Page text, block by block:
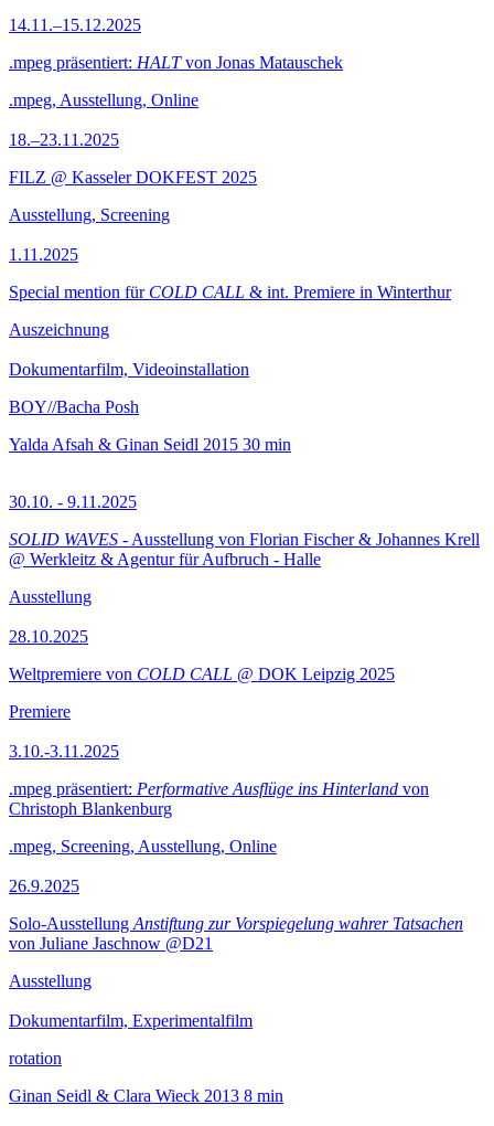
14.11.–15.12.2025
.mpeg präsentiert: HALTvon Jonas Matauschek
.mpeg, Ausstellung, Online
18.–23.11.2025
FILZ @ Kasseler DOKFEST 2025
Ausstellung, Screening
1.11.2025
Special mention für COLD CALL & int. Premiere in Winterthur
Auszeichnung
Dokumentarfilm, Videoinstallation
BOY//Bacha Posh
Yalda Afsah & Ginan Seidl 2015 30 min
30.10. - 9.11.2025
SOLID WAVES - Ausstellung von Florian Fischer & Johannes Krell
@ Werkleitz & Agentur für Aufbruch - Halle
Ausstellung
28.10.2025
Weltpremiere von COLD CALL @ DOK Leipzig 2025
Premiere
3.10.-3.11.2025
.mpeg präsentiert: Performative Ausflüge ins Hinterland von
Christoph Blankenburg
.mpeg, Screening, Ausstellung, Online
26.9.2025
Solo-Ausstellung Anstiftung zur Vorspiegelung wahrer Tatsachen
von Juliane Jaschnow @D21
Ausstellung
Dokumentarfilm, Experimentalfilm
rotation
Ginan Seidl & Clara Wieck 2013 8 min